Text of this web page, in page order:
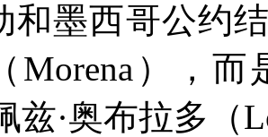
和墨西哥公约
Morena ），而
兹·奥布拉多（